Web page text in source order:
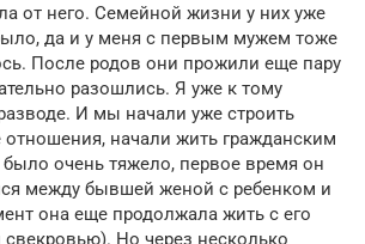
от него. Семейной жизни у них уже
да и у меня с первым мужем тоже
После родов они прожили еще пару
разошлись. Я уже к тому
И мы начали уже строить
начали жить гражданским
очень тяжело, первое время он
между бывшей женой с ребенком и
она еще продолжала жить с его
Но через несколько